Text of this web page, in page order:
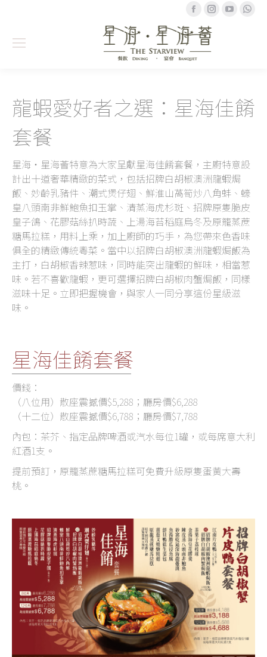
FacebookInstagram
龍蝦愛好者之選：星海佳餚
套餐
星海‧星海薈特意為大家呈獻星海佳餚套餐，主廚特意設
計出十道奢華精緻的菜式，包括招牌白胡椒澳洲龍蝦焗
飯、妙齡乳豬件、潮式煲仔翅、鮮淮山萵筍炒八角蚌、蠔
皇八頭南非鮮鮑魚扣玉掌、清蒸海虎杉斑、招牌原隻脆皮
皇子鴿、花膠菇絲扒時蔬、上湯海苔稻庭烏冬及原籠蒸蔗
糖馬拉糕，用料上乘，加上廚師的巧手，為您帶來色香味
俱全的精緻傳統粵菜。當中以招牌白胡椒澳洲龍蝦焗飯為
主打，白胡椒香辣惹味，同時能突出龍蝦的鮮味，相當惹
味。若不喜歡龍蝦，更可選擇招牌白胡椒肉蟹焗飯，同樣
滋味十足。立即把握機會，與家人一同分享這份星級滋
味。
星海佳餚套餐
價錢：
（八位用）散座震撼價$5,288；廳房價$6,288
（十二位）散座震撼價$6,788；廳房價$7,788
內包：茶芥、指定品牌啤酒或汽水每位1罐，或每席意大利
紅酒1支。
提前預訂，原籠蒸蔗糖馬拉糕可免費升級原隻蛋黃大壽
桃。